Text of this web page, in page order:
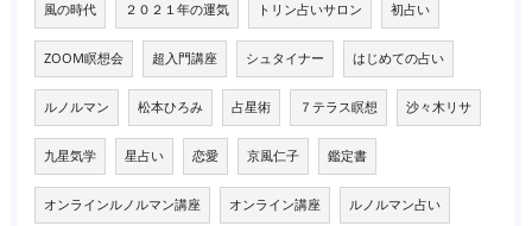
風の時代 ２０２１年の運気 トリン占いサロン 初占い
ZOOM瞑想会 超入門講座 シュタイナー はじめての占い
ルノルマン 松本ひろみ 占星術 ７テラス瞑想 沙々木リサ
九星気学 星占い 恋愛 京風仁子 鑑定書
オンラインルノルマン講座 オンライン講座 ルノルマン占い